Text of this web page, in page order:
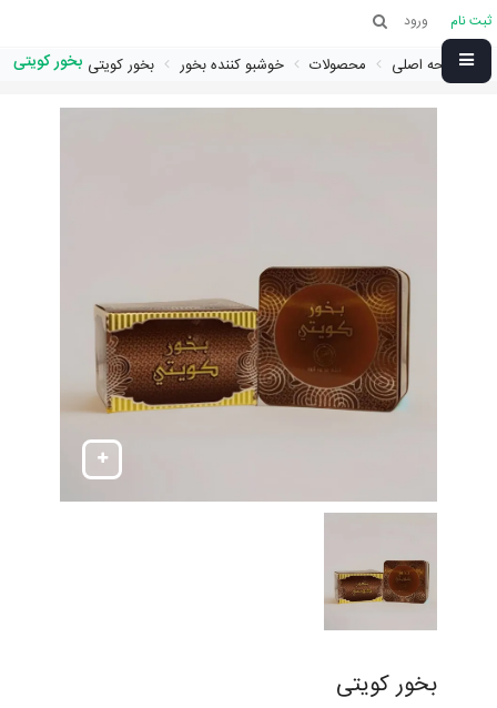
ثبت نام ورود
صفحه اصلی محصولات خوشبو کننده بخور بخور کویتی بخور کویتی
بخور کویتی